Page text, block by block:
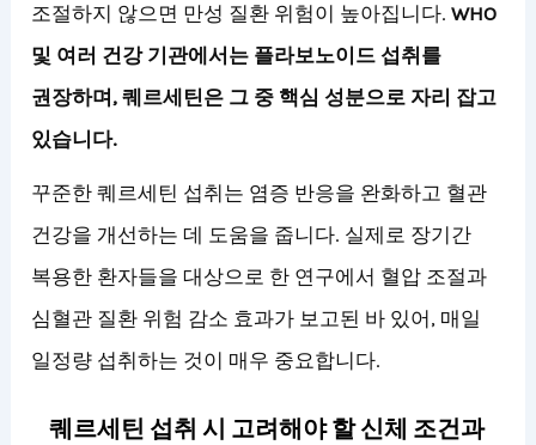
조절하지 않으면 만성 질환 위험이 높아집니다.WHO
및 여러 건강 기관에서는 플라보노이드 섭취를
권장하며, 퀘르세틴은 그 중 핵심 성분으로 자리 잡고
있습니다.
꾸준한 퀘르세틴 섭취는 염증 반응을 완화하고 혈관
건강을 개선하는 데 도움을 줍니다. 실제로 장기간
복용한 환자들을 대상으로 한 연구에서 혈압 조절과
심혈관 질환 위험 감소 효과가 보고된 바 있어, 매일
일정량 섭취하는 것이 매우 중요합니다.
퀘르세틴 섭취 시 고려해야 할 신체 조건과